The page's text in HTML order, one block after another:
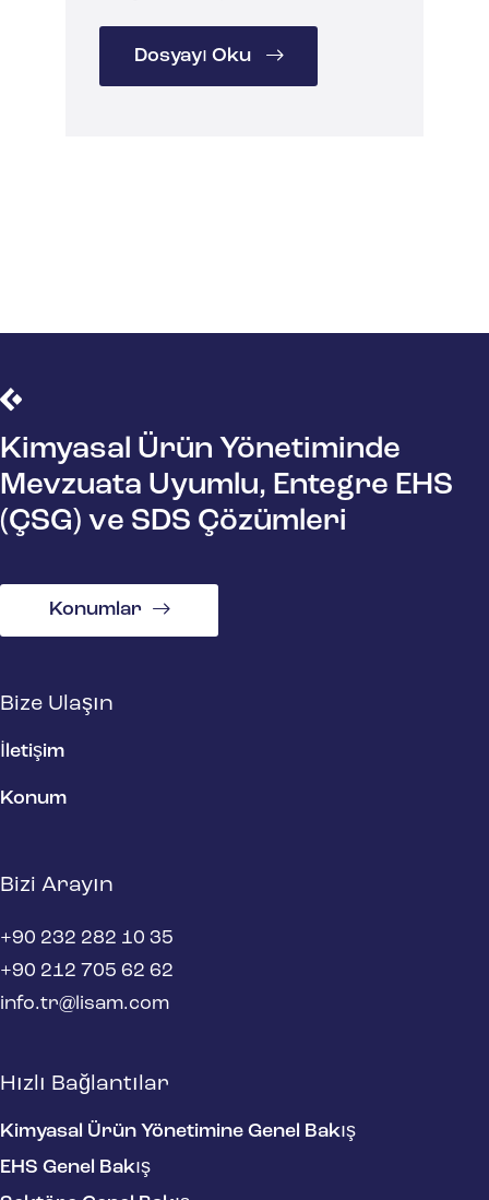
Dosyayı Oku
Kimyasal Ürün Yönetiminde
Mevzuata Uyumlu, Entegre EHS
(ÇSG) ve SDS Çözümleri
Konumlar
Bize Ulaşın
İletişim
Konum
Bizi Arayın
+90 232 282 10 35
+90 212 705 62 62
info.tr@lisam.com
Hızlı Bağlantılar
Kimyasal Ürün Yönetimine Genel Bakış
EHS Genel Bakış